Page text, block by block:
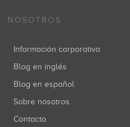
NOSOTROS
Información corporativa
Blog en inglés
Blog en español
Sobre nosotros
Contacto